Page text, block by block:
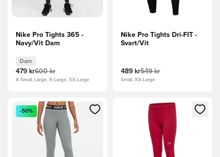
Nike Pro Tights 365 -
Navy/Vit Dam
Dam
479 kr600 kr
X-Small, Large, X-Large, XX-Large
Nike Pro Tights Dri-FIT -
Svart/Vit
489 kr549 kr
Small, XX-Large
Öppnar en Modal för att logga in eller registrera dig som
-50%
Öppnar en Modal för att